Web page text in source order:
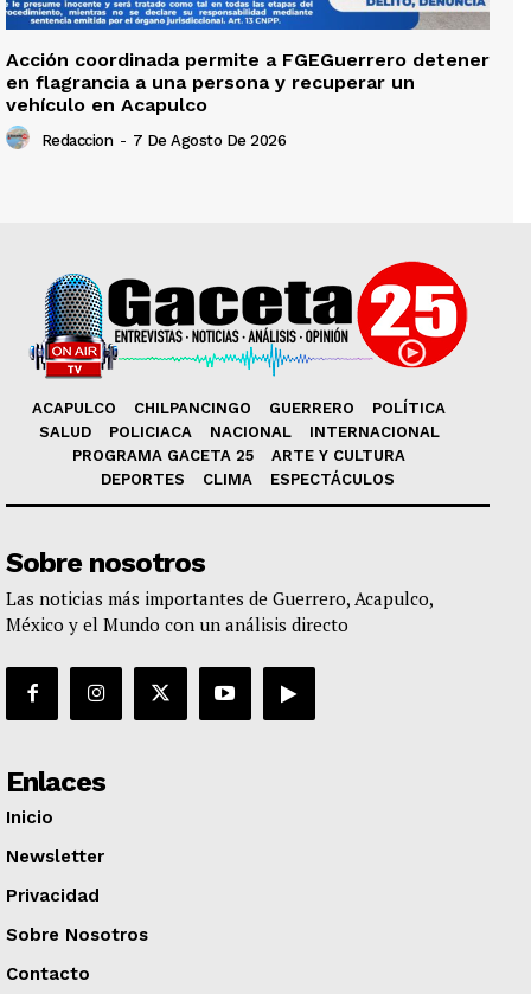
Acción coordinada permite a FGEGuerrero detener
en flagrancia a una persona y recuperar un
vehículo en Acapulco
Redaccion - 7 De Agosto De 2026
ACAPULCO CHILPANCINGO GUERRERO
POLÍTICA
SALUD
POLICIACA NACIONAL
INTERNACIONAL
PROGRAMA GACETA 25
ARTE Y CULTURA
DEPORTES
CLIMA ESPECTÁCULOS
Sobre nosotros
Las noticias más importantes de Guerrero, Acapulco,
México y el Mundo con un análisis directo
Enlaces
Inicio
Newsletter
Privacidad
Sobre Nosotros
Contacto